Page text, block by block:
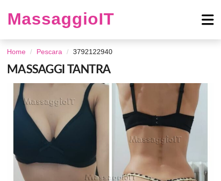
MassaggioIT
Home Pescara 3792122940
MASSAGGI TANTRA